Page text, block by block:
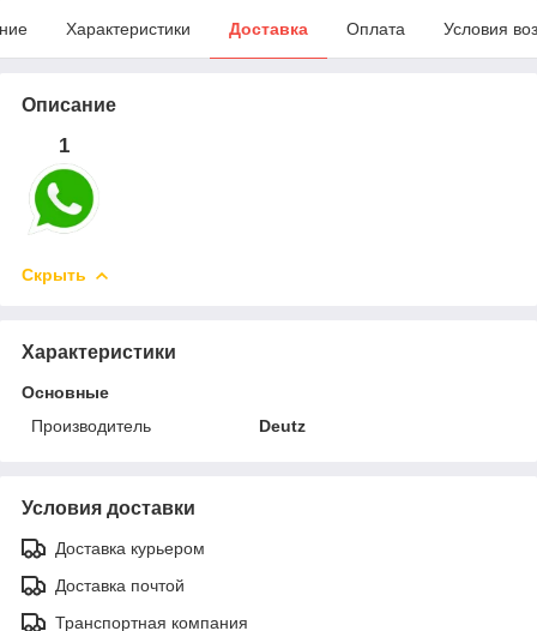
Характеристики Доставка Оплата Условия
Описание
1
Скрыть
Характеристики
Основные
Производитель
Deutz
Условия доставки
Доставка курьером
Доставка почтой
Транспортная компания